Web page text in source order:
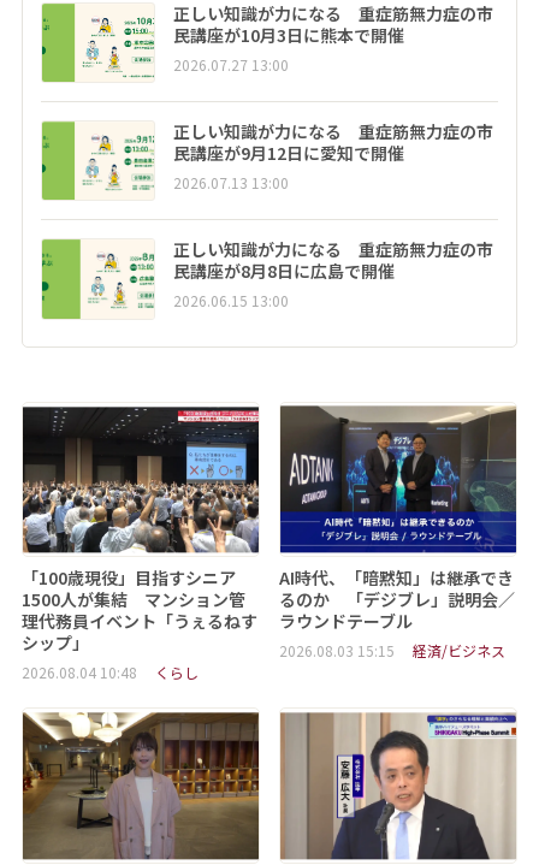
正しい知識が力になる 重症筋無力症の市
民講座が10月3日に熊本で開催
2026.07.27 13:00
正しい知識が力になる 重症筋無力症の市
民講座が9月12日に愛知で開催
2026.07.13 13:00
正しい知識が力になる 重症筋無力症の市
民講座が8月8日に広島で開催
2026.06.15 13:00
「100歳現役」目指すシニア
1500人が集結 マンション管
理代務員イベント「うぇるねす
シップ」
2026.08.04 10:48 くらし
AI時代、「暗黙知」は継承でき
るのか 「デジブレ」説明会／
ラウンドテーブル
2026.08.03 15:15 経済/ビジネス